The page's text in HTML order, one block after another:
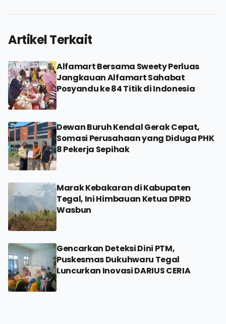
Artikel Terkait
Alfamart Bersama Sweety Perluas
Jangkauan Alfamart Sahabat
Posyandu ke 84 Titik di Indonesia
Dewan Buruh Kendal Gerak Cepat,
Somasi Perusahaan yang Diduga PHK
8 Pekerja Sepihak
Marak Kebakaran di Kabupaten
Tegal, Ini Himbauan Ketua DPRD
Wasbun
Gencarkan Deteksi Dini PTM,
Puskesmas Dukuhwaru Tegal
Luncurkan Inovasi DARIUS CERIA